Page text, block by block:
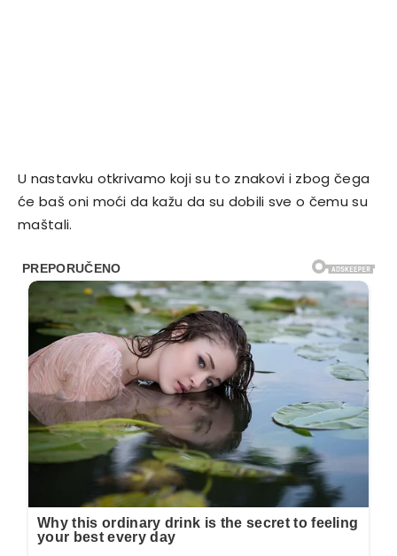
U nastavku otkrivamo koji su to znakovi i zbog čega
će baš oni moći da kažu da su dobili sve o čemu su
maštali.